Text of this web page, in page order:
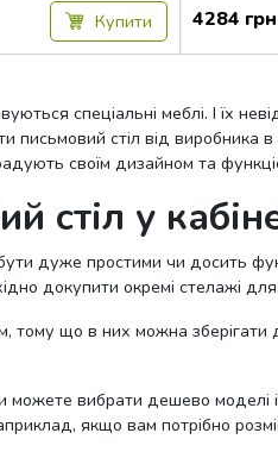
Купити
з
5
4284 грн
спеціальні меблі. І їх
стіл від виробника в
своїм дизайном та
стіл у
бути дуже простими чи
докупити окремі стелажі для
тому що в них можна
вибрати дешево моделі
якщо вам потрібно